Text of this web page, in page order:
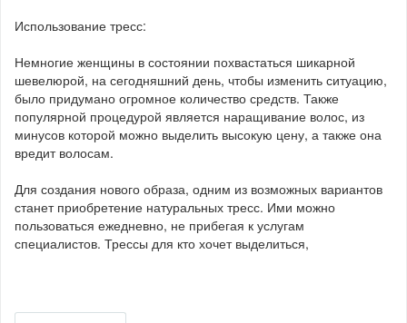
Использование тресс:
Немногие женщины в состоянии похвастаться шикарной
шевелюрой, на сегодняшний день, чтобы изменить ситуацию,
было придумано огромное количество средств. Также
популярной процедурой является наращивание волос, из
минусов которой можно выделить высокую цену, а также она
вредит волосам.
Для создания нового образа, одним из возможных вариантов
станет приобретение натуральных тресс. Ими можно
пользоваться ежедневно, не прибегая к услугам
специалистов. Трессы для кто хочет выделиться,